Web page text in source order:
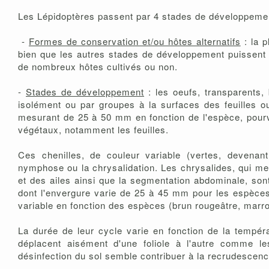
Les Lépidoptères passent par 4 stades de
- Formes de conservation et/ou hôtes alternatifs : la
bien que les autres stades de développement
de nombreux hôtes cultivés ou non.
- Stades de développement : les oeufs,
isolément ou par groupes à la surfaces des feuilles
mesurant de 25 à 50 mm en fonction de l'espèce,
végétaux, notamment les feuilles.
Ces chenilles, de couleur variable (vertes,
nymphose ou la chrysalidation. Les chrysalides, qui
et des ailes ainsi que la segmentation abdominale,
dont l'envergure varie de 25 à 45 mm pour les
variable en fonction des espèces (brun rougeâtre,
La durée de leur cycle varie en fonction de la
déplacent aisément d'une foliole à l'autre comme
désinfection du sol semble contribuer à la